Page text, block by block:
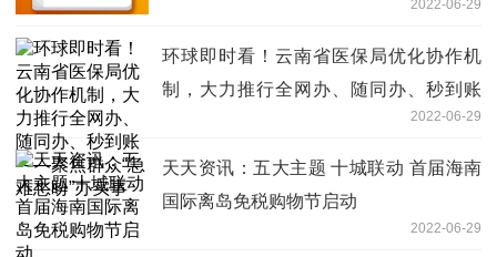
2022-06-29
环球即时看！云南省医保局优化协作机
制，大力推行全网办、随同办、秒到账
2022-06-29
天天资讯：五大主题 十城联动 首届海南
国际离岛免税购物节启动
2022-06-29